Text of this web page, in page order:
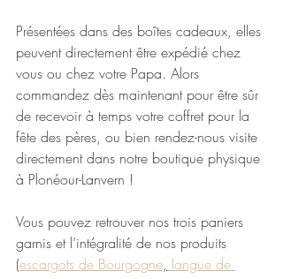
Présentées dans des boîtes cadeaux, elles
peuvent directement être expédié chez
vous ou chez votre Papa. Alors
commandez dès maintenant pour être sûr
de recevoir à temps votre coffret pour la
fête des pères, ou bien rendez-nous visite
directement dans notre boutique physique
à Plonéour-Lanvern !
Vous pouvez retrouver nos trois paniers
garnis et l’intégralité de nos produits
(escargots de Bourgogne, langue de